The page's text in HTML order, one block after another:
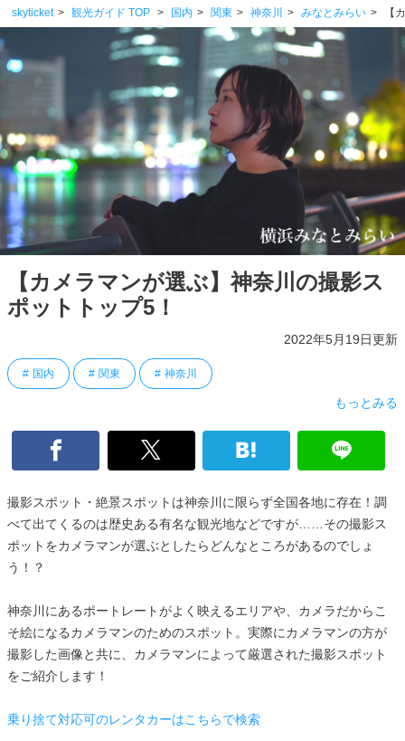
skyticket 観光ガイド TOP 国内 関東 神奈川 みなとみらい 【
【カメラマンが選ぶ】神奈川の撮影ス
ポットトップ5！
2022年5月19日更新
国内 関東 神奈川
もっとみる
撮影スポット・絶景スポットは神奈川に限らず全国各地に存在！調
べて出てくるのは歴史ある有名な観光地などですが……その撮影ス
ポットをカメラマンが選ぶとしたらどんなところがあるのでしょ
う！？
神奈川にあるポートレートがよく映えるエリアや、カメラだからこ
そ絵になるカメラマンのためのスポット。実際にカメラマンの方が
撮影した画像と共に、カメラマンによって厳選された撮影スポット
をご紹介します！
乗り捨て対応可のレンタカーはこちらで検索